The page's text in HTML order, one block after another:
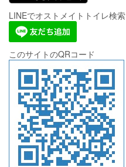
LINEでオストメイトトイレ検索
このサイトのQRコード